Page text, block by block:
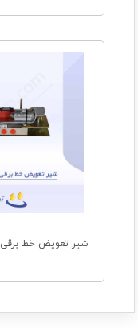
شیر تعویض خط برقی SAV دلیمون آلمان